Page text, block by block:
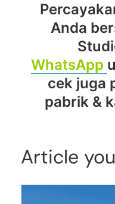
Anda
WhatsApp
cek juga
pabrik &
Article